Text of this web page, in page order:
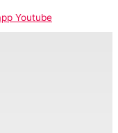
Youtube